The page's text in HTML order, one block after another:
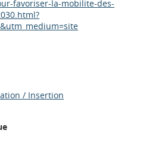
favoriser-la-mobilite-des-
/ Insertion